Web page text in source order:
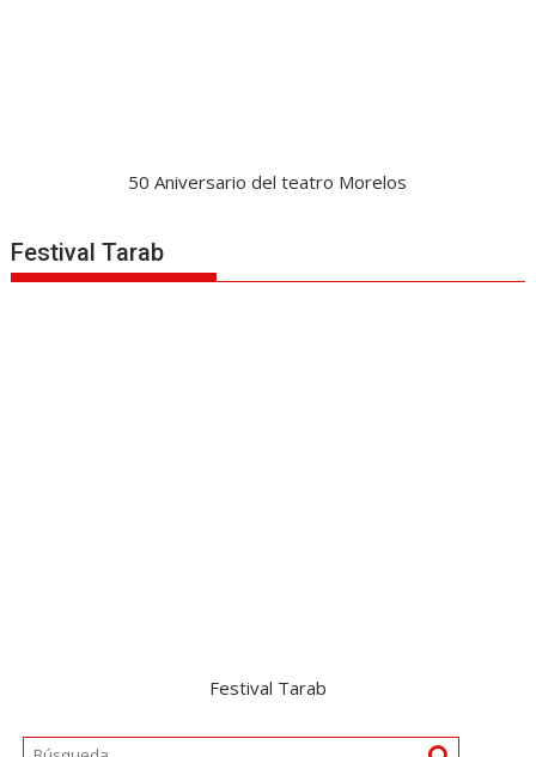
50 Aniversario del teatro Morelos
Festival Tarab
Festival Tarab